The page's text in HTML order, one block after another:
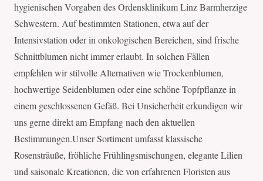
hygienischen Vorgaben des Ordensklinikum Linz Barmherzige
Schwestern. Auf bestimmten Stationen, etwa auf der
Intensivstation oder in onkologischen Bereichen, sind frische
Schnittblumen nicht immer erlaubt. In solchen Fällen
empfehlen wir stilvolle Alternativen wie Trockenblumen,
hochwertige Seidenblumen oder eine schöne Topfpflanze in
einem geschlossenen Gefäß. Bei Unsicherheit erkundigen wir
uns gerne direkt am Empfang nach den aktuellen
Bestimmungen.Unser Sortiment umfasst klassische
Rosensträuße, fröhliche Frühlingsmischungen, elegante Lilien
und saisonale Kreationen, die von erfahrenen Floristen aus